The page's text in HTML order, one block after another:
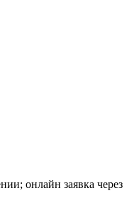
онлайн заявка через